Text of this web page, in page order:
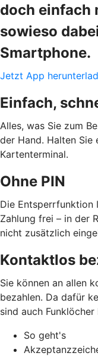
doch einfach
sowieso
Smartphone.
Jetzt App
Einfach,
Alles, was Sie zum
der Hand. Halten Sie
Kartenterminal.
Ohne PIN
Die Entsperrfunktion
Zahlung frei – in der
nicht zusätzlich
Kontaktlos
Sie können an allen
bezahlen. Da dafür
sind auch
So geht's